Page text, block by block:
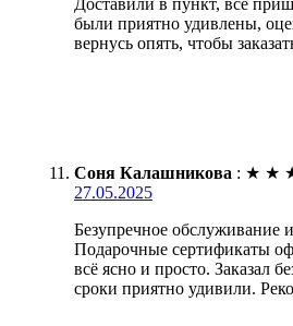
были приятно удивлены,
вернусь опять, чтобы
Соня Калашникова : ★ ★
27.05.2025
Безупречное обслуживание
Подарочные сертификаты
всё ясно и просто. Заказал
сроки приятно удивили.